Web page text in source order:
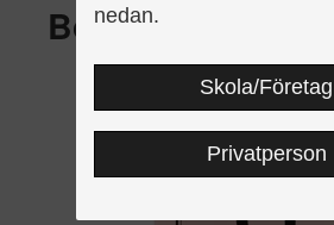
nedan.
Skola/Företag
Privatperson